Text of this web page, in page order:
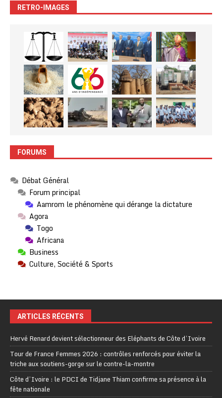
RETRO-IMAGES
FORUMS
Débat Général
Forum principal
Aamrom le phénomène qui dérange la dictature
Agora
Togo
Africana
Business
Culture, Société & Sports
ARTICLES RÉCENTS
Hervé Renard devient sélectionneur des Eléphants de Côte d’Ivoire
Tour de France Femmes 2026 : contrôles renforcés pour éviter la
triche aux soutiens-gorge sur le contre-la-montre
Côte d’Ivoire : le PDCI de Tidjane Thiam confirme sa présence à la
fête nationale